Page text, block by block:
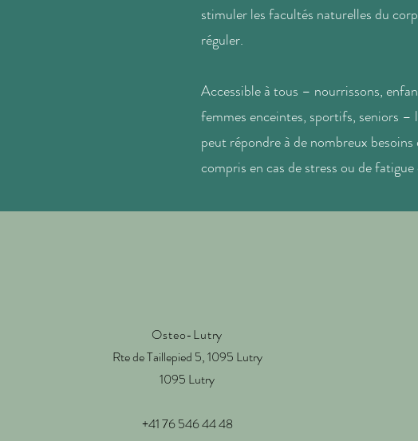
stimuler les facultés naturelles du
réguler.
Accessible à tous – nourrissons,
femmes enceintes, sportifs, seniors –
peut répondre à de nombreux besoins
compris en cas de stress ou de
Osteo-Lutry
Rte de Taillepied 5, 1095 Lutry
1095 Lutry
+41 76 546 44 48